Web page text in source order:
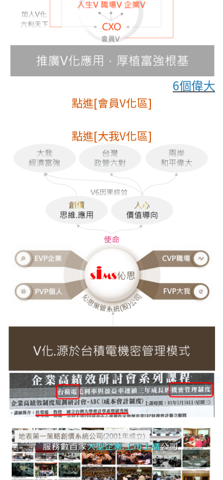
6個偉大
點進[會員V化區]
點進[大我V化區]